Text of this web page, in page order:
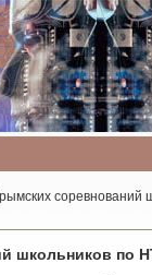
школьников по